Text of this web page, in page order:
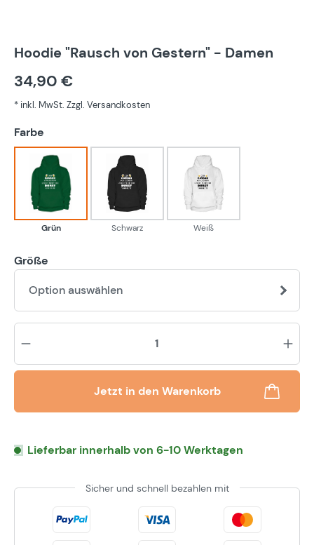
Hoodie "Rausch von Gestern" - Damen
34,90 €
* inkl. MwSt. Zzgl. Versandkosten
Farbe
Grün
Grün
Schwarz
Schwarz
Weiß
Weiß
Größe
Option auswählen
Jetzt in den Warenkorb
Lieferbar innerhalb von 6-10 Werktagen
Sicher und schnell bezahlen mit